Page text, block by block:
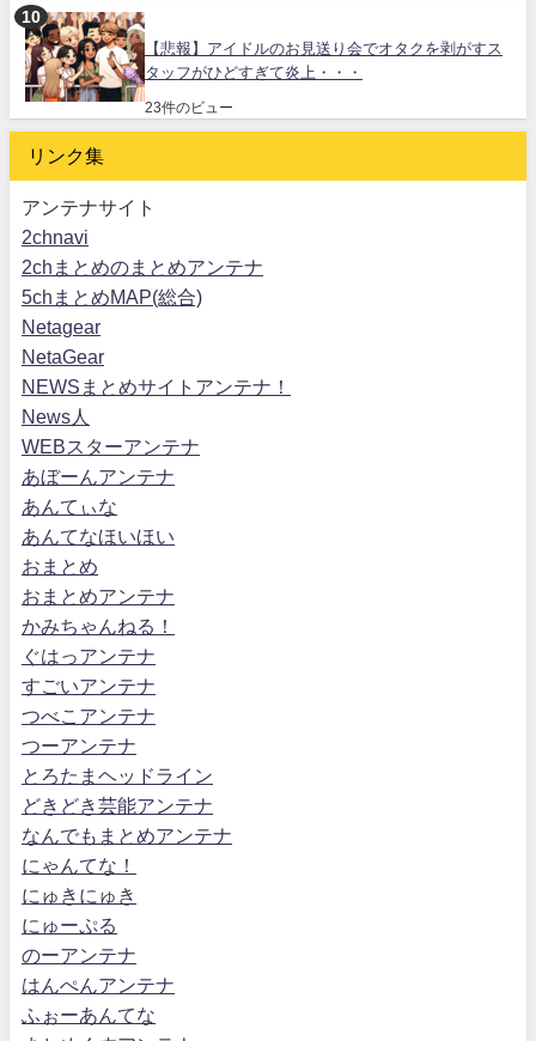
【悲報】アイドルのお見送り会でオタクを剥がすス
タッフがひどすぎて炎上・・・
23件のビュー
リンク集
アンテナサイト
2chnavi
2chまとめのまとめアンテナ
5chまとめMAP(総合)
Netagear
NetaGear
NEWSまとめサイトアンテナ！
News人
WEBスターアンテナ
あぼーんアンテナ
あんてぃな
あんてなほいほい
おまとめ
おまとめアンテナ
かみちゃんねる！
ぐはっアンテナ
すごいアンテナ
つべこアンテナ
つーアンテナ
とろたまヘッドライン
どきどき芸能アンテナ
なんでもまとめアンテナ
にゃんてな！
にゅきにゅき
にゅーぷる
のーアンテナ
はんぺんアンテナ
ふぉーあんてな